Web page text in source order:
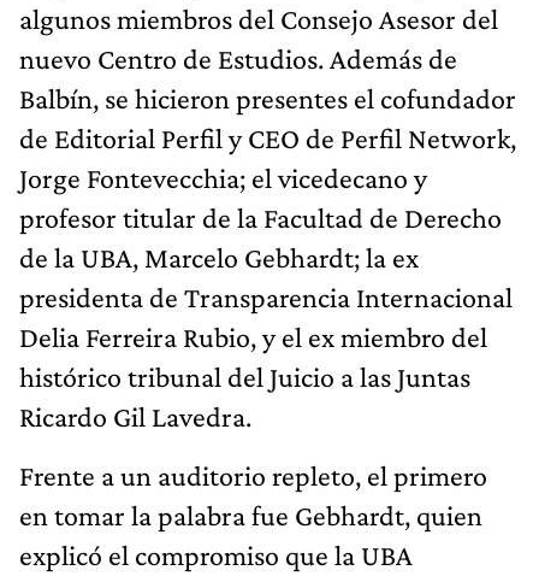
algunos miembros del Consejo Asesor del
nuevo Centro de Estudios. Además de
Balbín, se hicieron presentes el cofundador
de Editorial Perfil y CEO de Perfil Network,
Jorge Fontevecchia; el vicedecano y
profesor titular de la Facultad de Derecho
de la UBA, Marcelo Gebhardt; la ex
presidenta de Transparencia Internacional
Delia Ferreira Rubio, y el ex miembro del
histórico tribunal del Juicio a las Juntas
Ricardo Gil Lavedra.
Frente a un auditorio repleto, el primero
en tomar la palabra fue Gebhardt, quien
explicó el compromiso que la UBA